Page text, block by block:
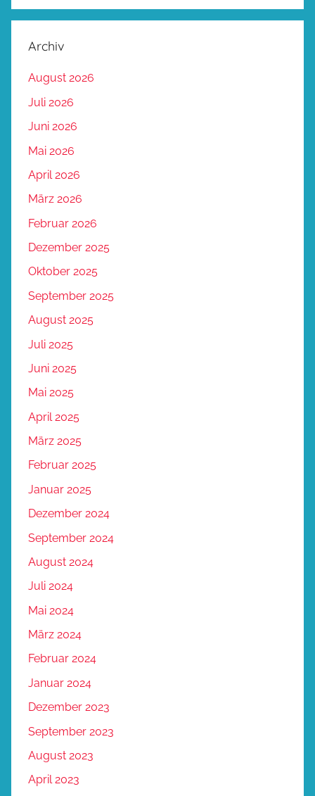
Archiv
August 2026
Juli 2026
Juni 2026
Mai 2026
April 2026
März 2026
Februar 2026
Dezember 2025
Oktober 2025
September 2025
August 2025
Juli 2025
Juni 2025
Mai 2025
April 2025
März 2025
Februar 2025
Januar 2025
Dezember 2024
September 2024
August 2024
Juli 2024
Mai 2024
März 2024
Februar 2024
Januar 2024
Dezember 2023
September 2023
August 2023
April 2023